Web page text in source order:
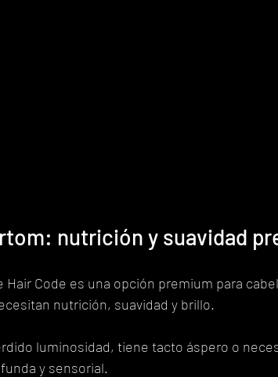
nutrición y suavidad
Hair Code es una opción premium para
nutrición, suavidad y brillo.
luminosidad, tiene tacto áspero o
y sensorial.